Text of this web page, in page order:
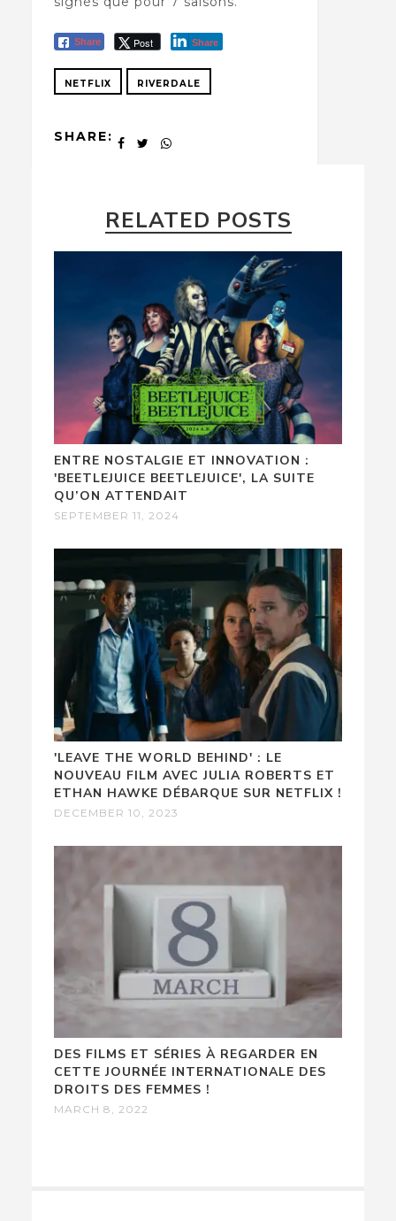
Share Post Share
NETFLIX RIVERDALE
SHARE:
RELATED POSTS
ENTRE NOSTALGIE ET INNOVATION :
'BEETLEJUICE BEETLEJUICE', LA SUITE
QU’ON ATTENDAIT
SEPTEMBER 11, 2024
'LEAVE THE WORLD BEHIND' : LE
NOUVEAU FILM AVEC JULIA ROBERTS ET
ETHAN HAWKE DÉBARQUE SUR NETFLIX !
DECEMBER 10, 2023
DES FILMS ET SÉRIES À REGARDER EN
CETTE JOURNÉE INTERNATIONALE DES
DROITS DES FEMMES !
MARCH 8, 2022